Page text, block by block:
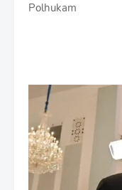
Polhukam